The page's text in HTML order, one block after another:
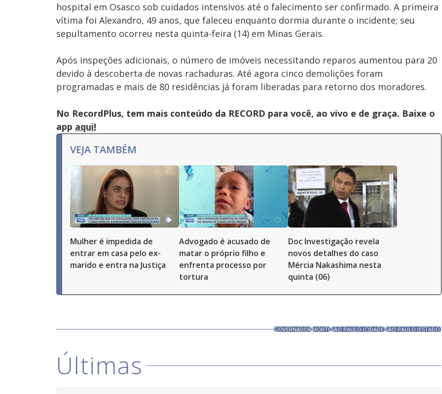
hospital em Osasco sob cuidados intensivos até o falecimento ser confirmado. A primeira
vítima foi Alexandro, 49 anos, que faleceu enquanto dormia durante o incidente; seu
sepultamento ocorreu nesta quinta-feira (14) em Minas Gerais.
Após inspeções adicionais, o número de imóveis necessitando reparos aumentou para 20
devido à descoberta de novas rachaduras. Até agora cinco demolições foram
programadas e mais de 80 residências já foram liberadas para retorno dos moradores.
No RecordPlus, tem mais conteúdo da RECORD para você, ao vivo e de graça. Baixe o
app aqui!
VEJA TAMBÉM
Mulher é impedida de
entrar em casa pelo ex-
marido e entra na Justiça
Advogado é acusado de
matar o próprio filho e
enfrenta processo por
tortura
Doc Investigação revela
novos detalhes do caso
Mércia Nakashima nesta
quinta (06)
GOVERNADORMORTESÃO PAULO (CIDADE)SÃO PAULO (ESTADO)
Últimas